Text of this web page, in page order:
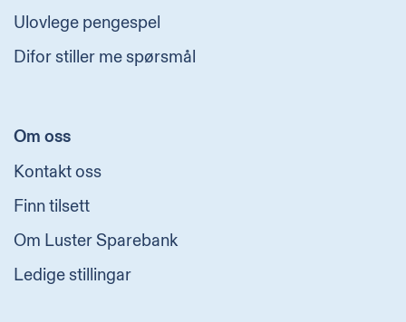
Ulovlege pengespel
Difor stiller me spørsmål
Om oss
Kontakt oss
Finn tilsett
Om Luster Sparebank
Ledige stillingar